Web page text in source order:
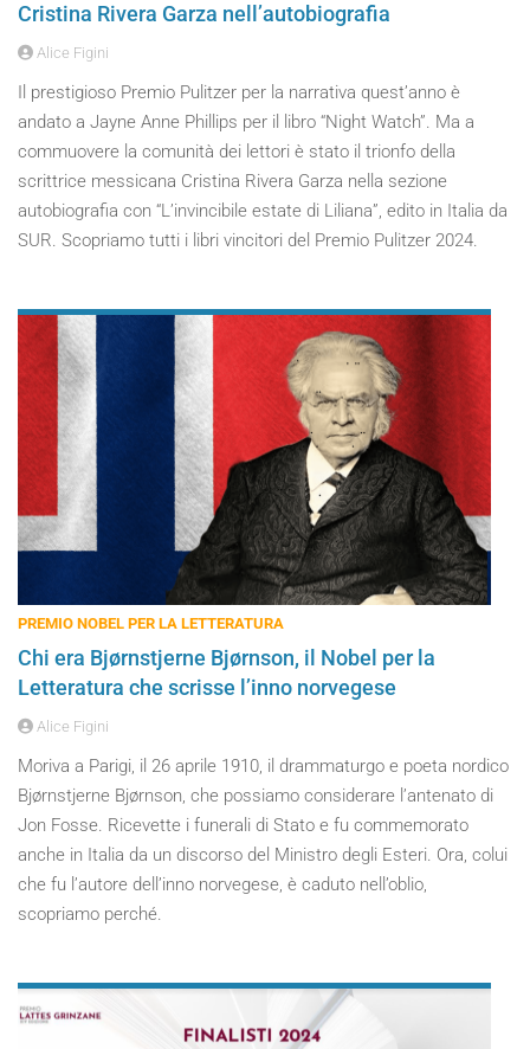
Cristina Rivera Garza nell’autobiografia
Alice Figini
Il prestigioso Premio Pulitzer per la narrativa quest’anno è
andato a Jayne Anne Phillips per il libro “Night Watch”. Ma a
commuovere la comunità dei lettori è stato il trionfo della
scrittrice messicana Cristina Rivera Garza nella sezione
autobiografia con “L’invincibile estate di Liliana”, edito in Italia da
SUR. Scopriamo tutti i libri vincitori del Premio Pulitzer 2024.
PREMIO NOBEL PER LA LETTERATURA
Chi era Bjørnstjerne Bjørnson, il Nobel per la
Letteratura che scrisse l’inno norvegese
Alice Figini
Moriva a Parigi, il 26 aprile 1910, il drammaturgo e poeta nordico
Bjørnstjerne Bjørnson, che possiamo considerare l’antenato di
Jon Fosse. Ricevette i funerali di Stato e fu commemorato
anche in Italia da un discorso del Ministro degli Esteri. Ora, colui
che fu l’autore dell’inno norvegese, è caduto nell’oblio,
scopriamo perché.